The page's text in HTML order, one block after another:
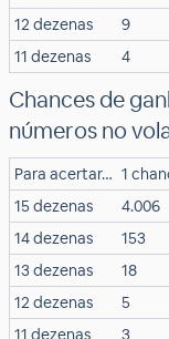
12 dezenas
9
11 dezenas
4
Chances de
números no
Para acertar… 1
15 dezenas
4.006
14 dezenas
153
13 dezenas
18
12 dezenas
5
11 dezenas
3